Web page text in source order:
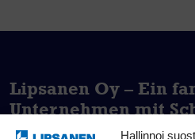
Hallinnoi
Lipsanen Oy – Ein
Unternehmen mit
Bauaufträgen